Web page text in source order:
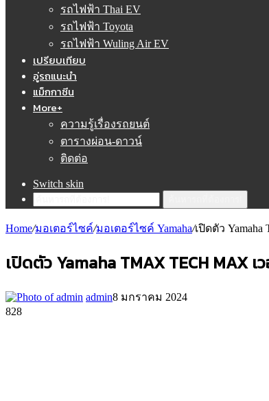
รถไฟฟ้า Thai EV
รถไฟฟ้า Toyota
รถไฟฟ้า Wuling Air EV
เปรียบเทียบ
อู่รถแนะนำ
แม็กกาซีน
More+
ความรู้เรื่องรถยนต์
ตารางผ่อน-ดาวน์
ติดต่อ
Switch skin
Home/มอเตอร์ไซค์/มอเตอร์ไซค์ Yamaha/เปิดตัว
เปิดตัว Yamaha TMAX TECH MAX
admin8 มกราคม 2024
828